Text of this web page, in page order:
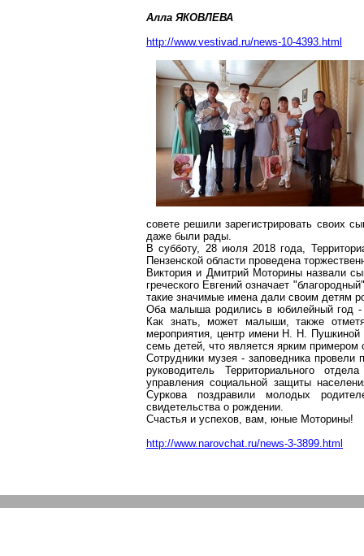
Алла ЯКОВЛЕВА
http://www.vestivad.ru/news-10-4393.html
совете решили зарегистрировать своих
даже были рады.
В субботу, 28 июля 2018 года,
Пензенской области проведена
Виктория и Дмитрий Моториныназвали
греческого Евгений означает
такие значимые имена дали своим детям
Оба малыша родились в юбилейный год
Как знать, может малыши, также
мероприятия, центр имени Н. Н.
семь детей, что является ярким примером
Сотрудники музея - заповедника
руководитель Территориального
управления социальной защиты
Суркова поздравили молодых
свидетельства о рождении.
Счастья и успехов, вам, юные Моторины!
http://www.narovchat.ru/news-3-3899.html